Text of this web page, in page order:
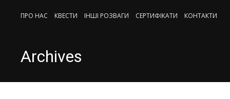
Skip
ПРО НАС КВЕСТИ ІНШІ РОЗВАГИ СЕРТИФIКАТИ КОНТАКТИ
Archives